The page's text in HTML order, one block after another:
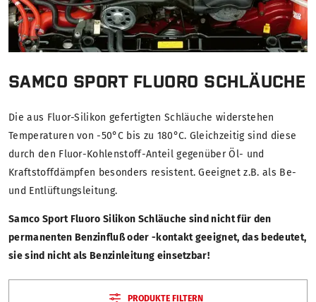
SAMCO SPORT FLUORO SCHLÄUCHE
Die aus Fluor-Silikon gefertigten Schläuche widerstehen
Temperaturen von -50°C bis zu 180°C. Gleichzeitig sind diese
durch den Fluor-Kohlenstoff-Anteil gegenüber Öl- und
Kraftstoffdämpfen besonders resistent. Geeignet z.B. als Be-
und Entlüftungsleitung.
Samco Sport Fluoro Silikon Schläuche sind nicht für den
permanenten Benzinfluß oder -kontakt geeignet, das bedeutet,
sie sind nicht als Benzinleitung einsetzbar!
PRODUKTE FILTERN